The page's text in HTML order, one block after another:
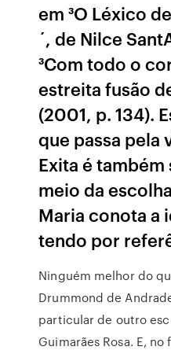
em ³O Léxico
´, de Nilce
³Com todo o
estreita fusão
(2001, p. 134).
que passa pela
Exita é
meio da
Maria conota a
tendo por
Ninguém melhor do
Drummond de
particular de outro
Guimarães Rosa. E,